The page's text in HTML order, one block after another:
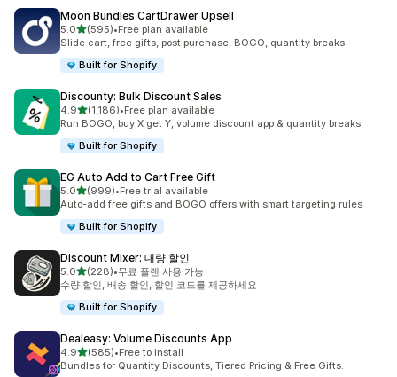
Moon Bundles CartDrawer Upsell
5.0별 5개 중
(595)
총 리뷰 595개
•Free plan available
Slide cart, free gifts, post purchase, BOGO, quantity breaks
Built for Shopify
Discounty: Bulk Discount Sales
4.9별 5개 중
(1,186)
총 리뷰 1186개
•Free plan available
Run BOGO, buy X get Y, volume discount app & quantity breaks
Built for Shopify
EG Auto Add to Cart Free Gift
5.0별 5개 중
(999)
총 리뷰 999개
•Free trial available
Auto-add free gifts and BOGO offers with smart targeting rules
Built for Shopify
Discount Mixer: 대량 할인
5.0별 5개 중
(228)
총 리뷰 228개
•무료 플랜 사용 가능
수량 할인, 배송 할인, 할인 코드를 제공하세요
Built for Shopify
Dealeasy: Volume Discounts App
4.9별 5개 중
(585)
총 리뷰 585개
•Free to install
Bundles for Quantity Discounts, Tiered Pricing & Free Gifts.